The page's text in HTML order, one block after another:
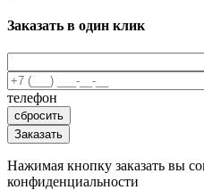
Заказать в один клик
телефон
Нажимая кнопку заказать вы
конфиденциальности